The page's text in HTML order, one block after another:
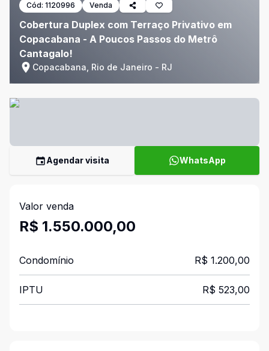
Cód: 1120996 Venda
Cobertura Duplex com Terraço Privativo em
Copacabana - A Poucos Passos do Metrô
Cantagalo!
Copacabana, Rio de Janeiro - RJ
Agendar visita WhatsApp
Valor venda
R$ 1.550.000,00
Condomínio R$ 1.200,00
IPTU R$ 523,00